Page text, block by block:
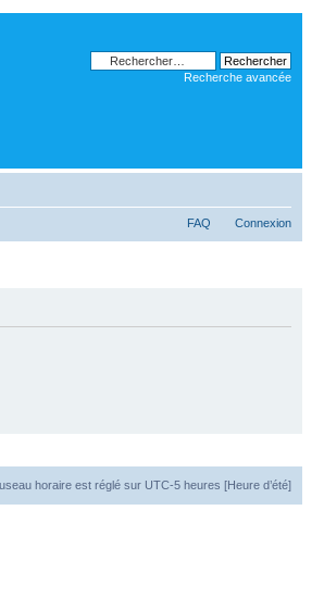
Recherche avancée
FAQ Connexion
horaire est réglé sur UTC-5 heures [Heure d’été]